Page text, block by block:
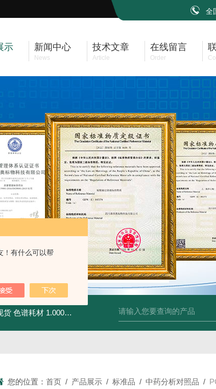
！有什么可以帮
全
示 新闻中心
News
技术文章
Article
在线留言
Order
货 色谱耗材 1.00030.4008默克 乙腈 75-05-8 HPLC 现货 色谱耗材
您的位置：首页 / 产品展示 /标准品 /中药分析对照品 /